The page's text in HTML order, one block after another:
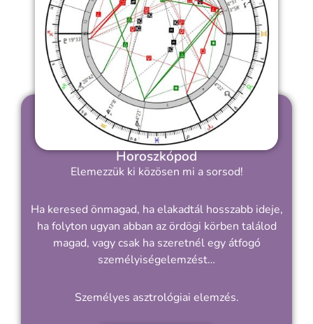
Horoszkópod
Elemezzük ki közösen mi a sorsod!
Ha keresed önmagad, ha elakadtál hosszabb ideje,
ha folyton ugyan abban az ördögi körben találod
magad, vagy csak ha szeretnél egy átfogó
személyiségelemzést…
Személyes asztrológiai elemzés.